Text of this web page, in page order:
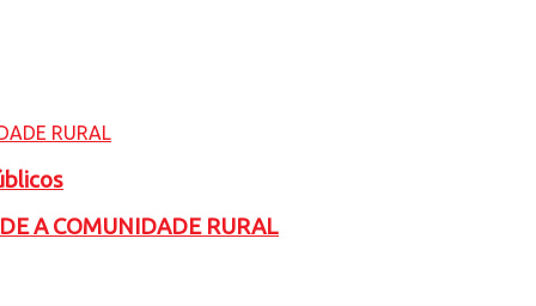
A COMUNIDADE RURAL